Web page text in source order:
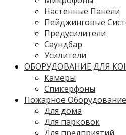
Настенные Панели
Пейджинговые
Предусилители
Саундбар
Усилители
ОБОРУДОВАНИЕ ДЛЯ
Камеры
Спикерфоны
Пожарное
Для дома
Для парковок